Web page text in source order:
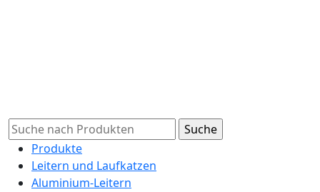
Produkte
Leitern und Laufkatzen
Aluminium-Leitern